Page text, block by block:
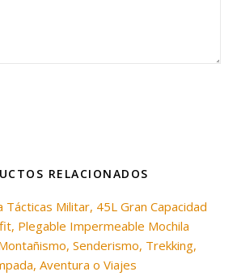
RELACIONADOS